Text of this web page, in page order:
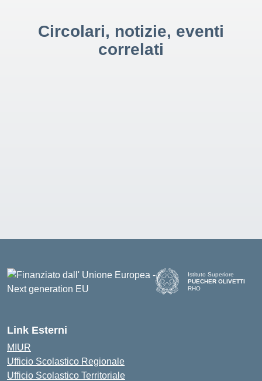
Circolari, notizie, eventi
correlati
Istituto Superiore
PUECHER OLIVETTI
RHO
Link Esterni
MIUR
Ufficio Scolastico Regionale
Ufficio Scolastico Territoriale